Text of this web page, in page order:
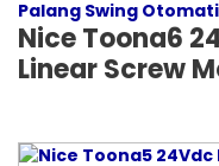
Palang Swing
Nice Toona6
Linear Screw